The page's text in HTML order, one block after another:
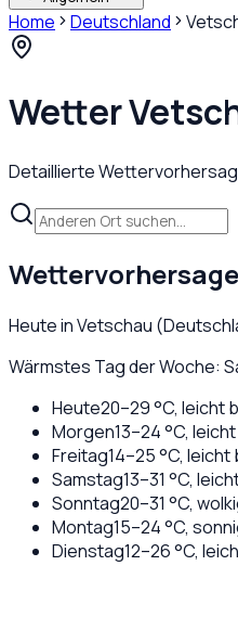
Home Deutschland
Wetter
Detaillierte
Wettervorhersage
Heute inVetschau (
Wärmstes Tag der Woche:
Heute20–29°C, leicht
Morgen13–24°C,
Freitag14–25°C, leicht
Samstag13–31 °C,
Sonntag20–31 °C,
Montag15–24°C,
Dienstag12–26°C,